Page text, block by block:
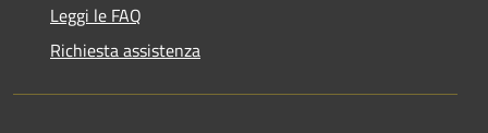
Leggi le FAQ
Richiesta assistenza